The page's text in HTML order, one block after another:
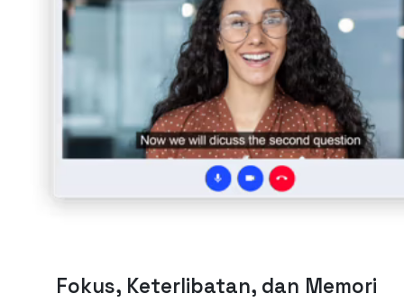
Fokus, Keterlibatan, dan Memori